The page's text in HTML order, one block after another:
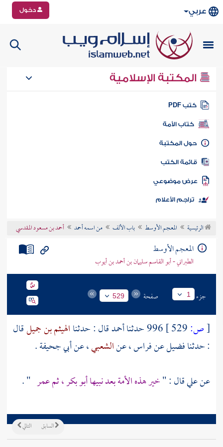
عربي دخول
المكتبة الإسلامية
كتب PDF
كتاب الأمة
المكتبة
الكتب
موضوعي
تراجم الأعلام
الرئيسية المعجم الأوسط باب الألف من اسمه أحمد أحمد بن مسعود المقدسي
المعجم الأوسط
الطبراني - أبو القاسم سليمان بن أحمد بن أيوب
جزء 1 صفحة 529
[ص: 996 حدثنا أحمدقال : حدثناالهيثم بن جميلقال
: حدثنافضيلعنفراس، عنالشعبي، عنأبي جحيفة.
عنعليقال : "خير هذه الأمة بعد نبيها أبو بكر ، ثم عمر " .
التالي السابق